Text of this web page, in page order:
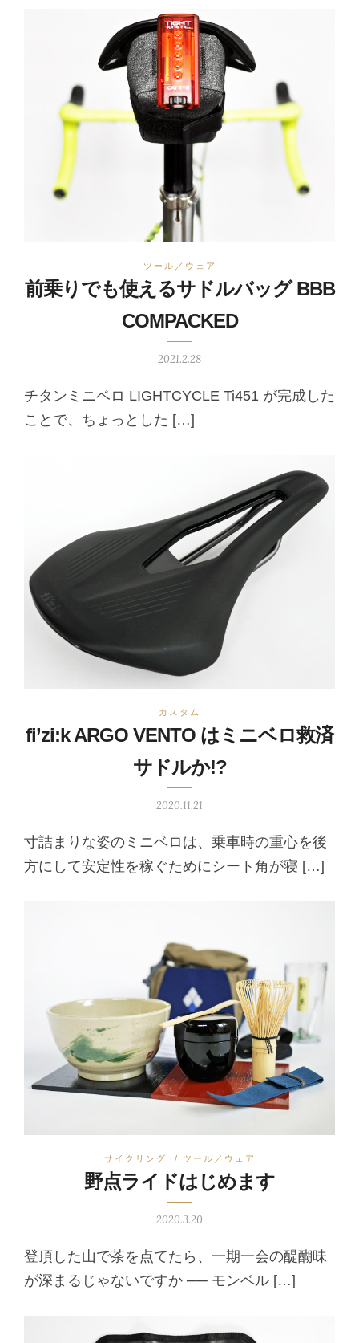
ツール／ウェア
前乗りでも使えるサドルバッグ BBB
COMPACKED
2021.2.28
チタンミニベロ LIGHTCYCLE Ti451 が完成した
ことで、ちょっとした […]
カスタム
fi’zi:k ARGO VENTO はミニベロ救済
サドルか!?
2020.11.21
寸詰まりな姿のミニベロは、乗車時の重心を後
方にして安定性を稼ぐためにシート角が寝 […]
サイクリング / ツール／ウェア
野点ライドはじめます
2020.3.20
登頂した山で茶を点てたら、一期一会の醍醐味
が深まるじゃないですか ── モンベル […]